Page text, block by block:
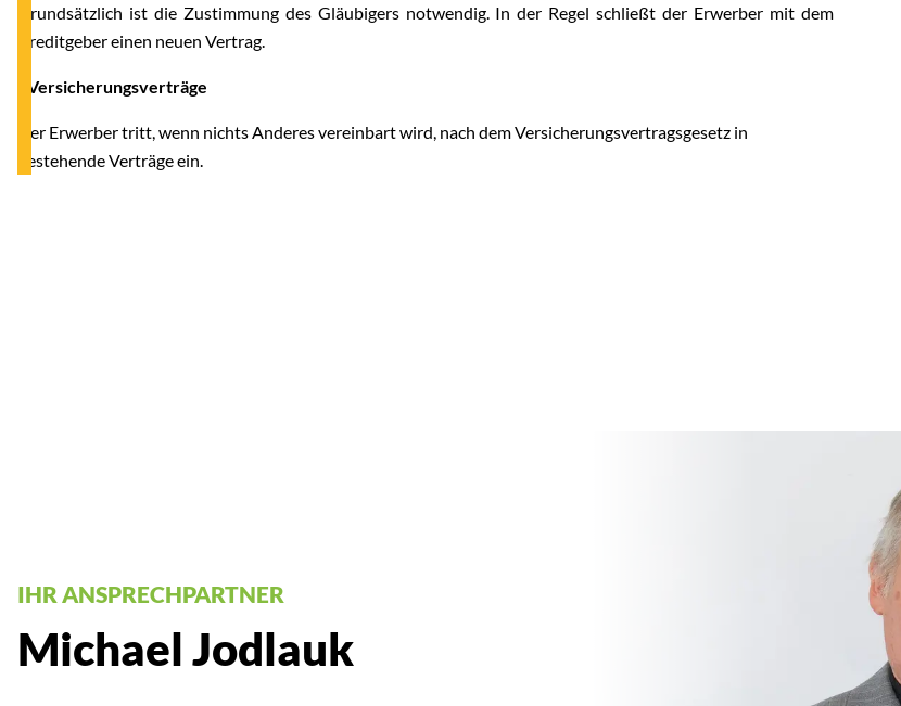
Grundsätzlich ist die Zustimmung des Gläubigers notwendig. In der Regel schließt der Erwerber mit dem
Kreditgeber einen neuen Vertrag.
- Versicherungsverträge
Der Erwerber tritt, wenn nichts Anderes vereinbart wird, nach dem Versicherungsvertragsgesetz in
bestehende Verträge ein.
IHR ANSPRECHPARTNER
Michael Jodlauk